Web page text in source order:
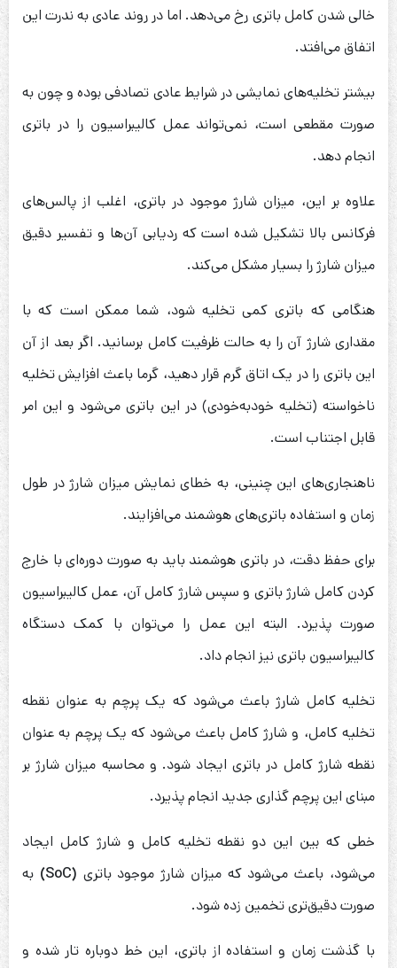
خالی شدن کامل باتری رخ می‌دهد. اما در روند عادی به ندرت این
اتفاق می‌افتد.
بیشتر تخلیه‌های نمایشی در شرایط عادی تصادفی بوده و چون به
صورت مقطعی است، نمی‌تواند عمل کالیبراسیون را در باتری
انجام دهد.
علاوه بر این، میزان شارژ موجود در باتری، اغلب از پالس‌های
فرکانس بالا تشکیل شده است که ردیابی آن‌ها و تفسیر دقیق
میزان شارژ را بسیار مشکل می‌کند.
هنگامی که باتری کمی تخلیه شود، شما ممکن است که با
مقداری شارژ آن را به حالت ظرفیت کامل برسانید. اگر بعد از آن
این باتری را در یک اتاق گرم قرار دهید، گرما باعث افزایش تخلیه
ناخواسته (تخلیه خودبه‌خودی) در این باتری می‌شود و این امر
قابل اجتناب است.
ناهنجاری‌های این چنینی، به خطای نمایش میزان شارژ در طول
زمان و استفاده باتری‌های هوشمند می‌افزایند.
برای حفظ دقت، در باتری هوشمند باید به صورت دوره‌ای با خارج
کردن کامل شارژ باتری و سپس شارژ کامل آن، عمل کالیبراسیون
صورت پذیرد. البته این عمل را می‌توان با کمک دستگاه
کالیبراسیون باتری نیز انجام داد.
تخلیه کامل شارژ باعث می‌شود که یک پرچم به عنوان نقطه
تخلیه کامل، و شارژ کامل باعث می‌شود که یک پرچم به عنوان
نقطه شارژ کامل در باتری ایجاد شود. و محاسبه میزان شارژ بر
مبنای این پرچم گذاری جدید انجام پذیرد.
خطی که بین این دو نقطه تخلیه کامل و شارژ کامل ایجاد
می‌شود، باعث می‌شود که میزان شارژ موجود باتری (SoC)
به
صورت دقیق‌تری تخمین زده شود.
با گذشت زمان و استفاده از باتری، این خط دوباره تار شده و